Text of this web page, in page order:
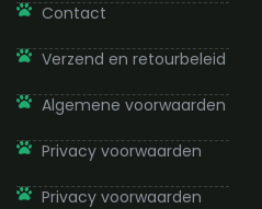
Contact
Verzend en retourbeleid
Algemene voorwaarden
Privacy voorwaarden
Privacy voorwaarden